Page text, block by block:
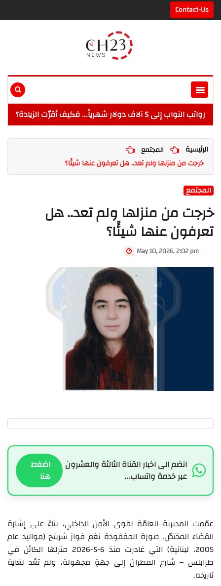
Contact-Us
رواتب النواب إلى 5 آلاف دولار شهرياً... فكيف أقرّت الزيادة؟
الرئيسية
المجتمع
خرجت من منزلها ولم تعد.. هل تعرفون عنها شيئًا؟
المجتمع
خرجت من منزلها ولم تعد.. هل
تعرفون عنها شيئًا؟
May 10, 2026, 2:02 pm
انضم الى اخبار القناة الثالثة والعشرون
عبر خدمة واتساب...
اضغط
هنا
عمّمت المديرية العامّة لقوى الأمن الداخلي، بناءً على إشارة
القضاء المختصّ، صورة المفقودة نغم فواز شريتح (مواليد عام
2005، لبنانية) التي غادرت منذ 6-5-2026 منزلها الكائن في
طرابلس – شارع المطران إلى جهةٍ مجهولة، ولم تعُد لغاية
تاريخه.